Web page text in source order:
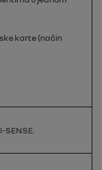
karte (način
SENSE